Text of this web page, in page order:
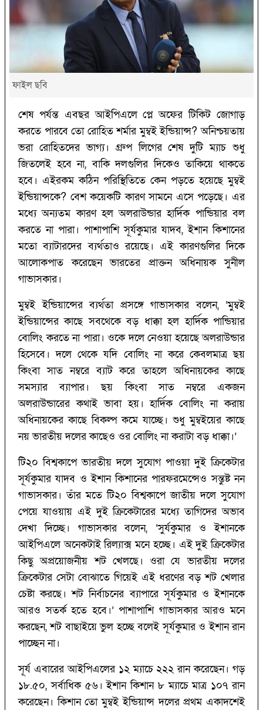
ফাইল ছবি
শেষ পর্যন্ত এবছর আইপিএলে প্লে অফের টিকিট জোগাড়
করতে পারবে তো রোহিত শর্মার মুম্বই ইন্ডিয়ান্স?‌ অনিশ্চয়তায়
ভরা রোহিতদের ভাগ্য। গ্রুপ লিগের শেষ দুটি ম্যাচ শুধু
জিতলেই হবে না, বাকি দলগুলির দিকেও তাকিয়ে থাকতে
হবে। এইরকম কঠিন পরিস্থিতিতে কেন পড়তে হয়েছে মুম্বই
ইন্ডিয়ান্সকে?‌ বেশ কয়েকটি কারণ সামনে এসে পড়েছে। এর
মধ্যে অন্যতম কারণ হল অলরাউন্ডার হার্দিক পান্ডিয়ার বল
করতে না পারা। পাশাপাশি সূর্যকুমার যাদব, ইশান কিশানের
মতো ব্যাটারদের ব্যর্থতাও রয়েছে। এই কারণগুলির দিকে
আলোকপাত করেছেন ভারতের প্রাক্তন অধিনায়ক সুনীল
গাভাসকার।
মুম্বই ইন্ডিয়ান্সের ব্যর্থতা প্রসঙ্গে গাভাসকার বলেন, ‘‌মুম্বই
ইন্ডিয়ান্সের কাছে সবথেকে বড় ধাক্কা হল হার্দিক পান্ডিয়ার
বোলিং করতে না পারা। ওকে দলে নেওয়া হয়েছে অলরাউন্ডার
হিসেবে। দলে থেকে যদি বোলিং না করে কেবলমাত্র ছয়
কিংবা সাত নম্বরে ব্যাট করে তাহলে অধিনায়কের কাছে
সমস্যার ব্যাপার। ছয় কিংবা সাত নম্বরে একজন
অলরাউন্ডারের কথাই ভাবা হয়। হার্দিক বোলিং না করায়
অধিনায়কের কাছে বিকল্প কমে যাচ্ছে। শুধু মুম্বইয়ের কাছে
নয় ভারতীয় দলের কাছেও ওর বোলিং না করাটা বড় ধাক্কা।’‌
টি২০ বিশ্বকাপে ভারতীয় দলে সুযোগ পাওয়া দুই ক্রিকেটার
সূর্যকুমার যাদব ও ইশান কিশানের পারফরমেন্সেও সন্তুষ্ট নন
গাভাসকার। তাঁর মতে টি২০ বিশ্বকাপে জাতীয় দলে সুযোগ
পেয়ে যাওয়ায় এই দুই ক্রিকেটারের মধ্যে তাগিদের অভাব
দেখা দিচ্ছে। গাভাসকার বলেন, ‘‌সুর্যকুমার ও ইশানকে
আইপিএলে অনেকটাই রিল্যাক্স মনে হচ্ছে। এই দুই ক্রিকেটার
কিছু অপ্রয়োজনীয় শট খেলছে। ওরা যে ভারতীয় দলের
ক্রিকেটার সেটা বোঝাতে গিয়েই এই ধরণের বড় শট খেলার
চেষ্টা করছে। শট নির্বাচনের ব্যাপারে সূর্যকুমার ও ইশানকে
আরও সতর্ক হতে হবে।’‌ পাশাপাশি গাভাসকার আরও মনে
করছেন, শট বাছাইয়ে ভুল হচ্ছে বলেই সূর্যকুমার ও ইশান রান
পাচ্ছেন না।
সূর্য এবারের আইপিএলের ১২ ম্যাচে ২২২ রান করেছেন। গড়
১৮.৫০, সর্বাধিক ৫৬। ইশান কিশান ৮ ম্যাচে মাত্র ১০৭ রান
করেছেন। কিশান তো মুম্বই ইন্ডিয়ান্স দলের প্রথম একাদশেই